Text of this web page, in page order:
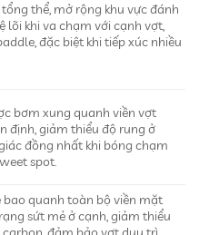
thể, mở rộng khu vực đánh
lõi khi va chạm với cạnh vợt,
đặc biệt khi tiếp xúc nhiều
bơm xung quanh viền vợt
định, giảm thiểu độ rung ở
đồng nhất khi bóng chạm
spot.
bao quanh toàn bộ viền mặt
sứt mẻ ở cạnh, giảm thiểu